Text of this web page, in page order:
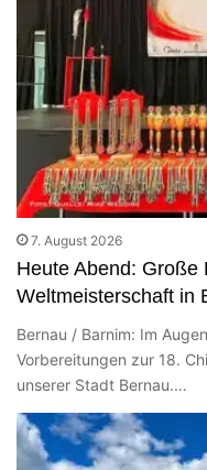
7. August 2026
Heute Abend: Große
Weltmeisterschaft in
Bernau / Barnim: Im
Vorbereitungen zur 18.
unserer Stadt Bernau.…